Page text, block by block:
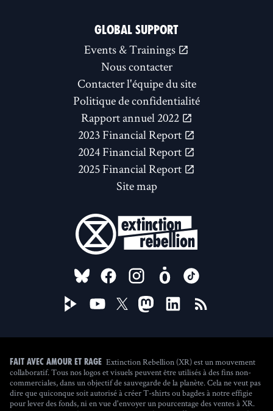
GLOBAL SUPPORT
Events & Trainings
Nous contacter
Contacter l'équipe du site
Politique de confidentialité
Rapport annuel 2022
2023 Financial Report
2024 Financial Report
2025 Financial Report
Site map
FOLLOW US ON
Fait avec amour et rage Extinction Rebellion (XR) est un mouvement
collaboratif. Tous nos logos et visuels peuvent être utilisés à des fins non-
commerciales, dans un objectif de sauvegarde de la planète. Cela ne veut pas
dire que quiconque soit autorisé à créer T-shirts ou bagdes à notre effigie
pour lever des fonds, ni en vue d'envoyer un pourcentage des ventes à XR.